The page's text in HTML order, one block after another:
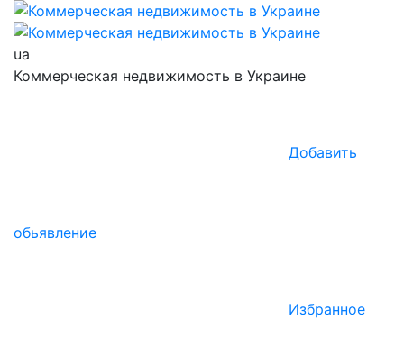
ua
Коммерческая недвижимость в Украине
Добавить
обьявление
Избранное